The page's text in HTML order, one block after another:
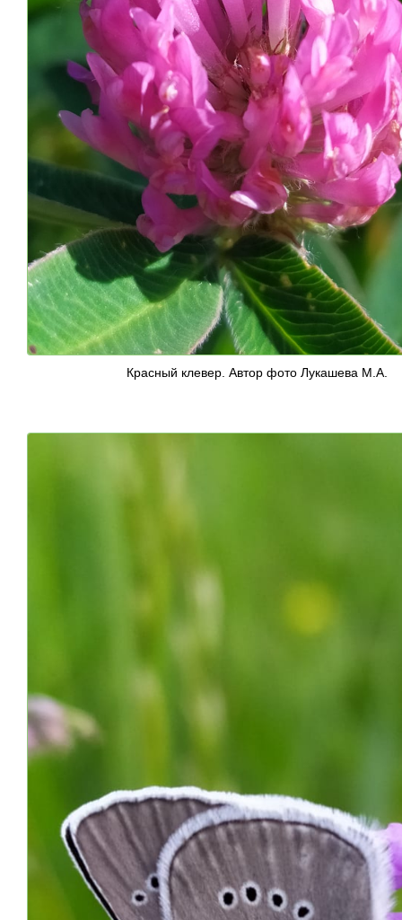
Красный клевер. Автор фото Лукашева М.А.